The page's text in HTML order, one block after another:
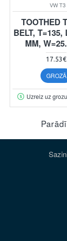
VW T3
TOOTHED
BELT, T=135,
MM,
17.53€
GROZĀ
Uzreiz uz grozu